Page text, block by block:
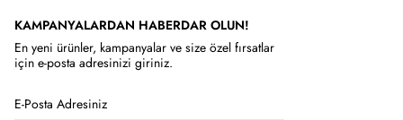
KAMPANYALARDAN HABERDAR OLUN!
En yeni ürünler, kampanyalar ve size özel fırsatlar
için e-posta adresinizi giriniz.